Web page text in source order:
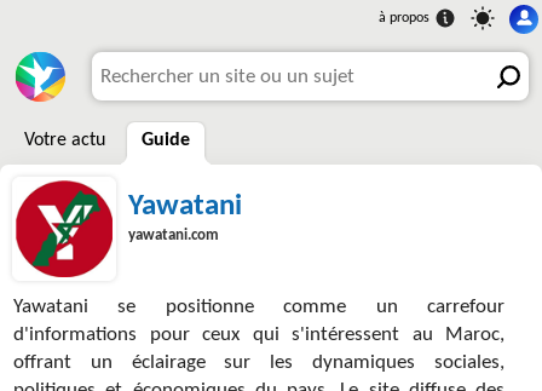
Votre actu Guide
Yawatani
yawatani.com
Yawatani se positionne comme un carrefour
d'informations pour ceux qui s'intéressent au Maroc,
offrant un éclairage sur les dynamiques sociales,